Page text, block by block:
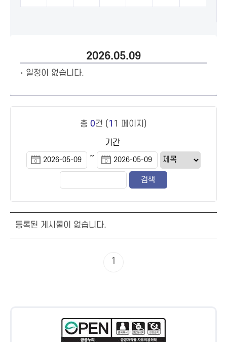
2026.05.09
일정이 없습니다.
총 0건 ( 1 1 페이지)
기간
~
등록된 게시물이 없습니다.
1